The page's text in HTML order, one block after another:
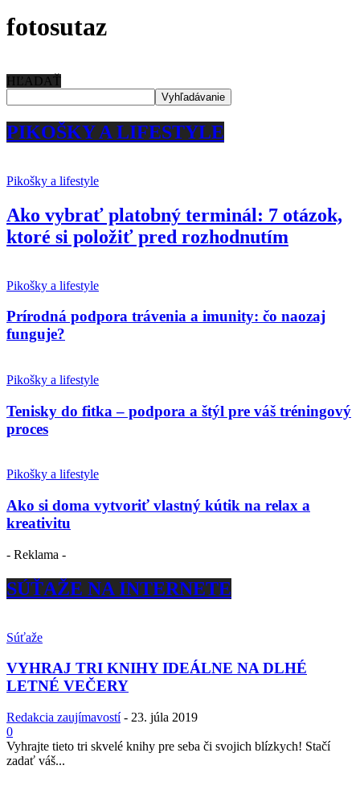
fotosutaz
HĽADAŤ
PIKOŠKY A LIFESTYLE
Pikošky a lifestyle
Ako vybrať platobný terminál: 7 otázok,
ktoré si položiť pred rozhodnutím
Pikošky a lifestyle
Prírodná podpora trávenia a imunity: čo naozaj
funguje?
Pikošky a lifestyle
Tenisky do fitka – podpora a štýl pre váš tréningový
proces
Pikošky a lifestyle
Ako si doma vytvoriť vlastný kútik na relax a
kreativitu
- Reklama -
SÚŤAŽE NA INTERNETE
Súťaže
VYHRAJ TRI KNIHY IDEÁLNE NA DLHÉ
LETNÉ VEČERY
Redakcia zaujímavostí - 23. júla 2019
0
Vyhrajte tieto tri skvelé knihy pre seba či svojich blízkych! Stačí
zadať váš...